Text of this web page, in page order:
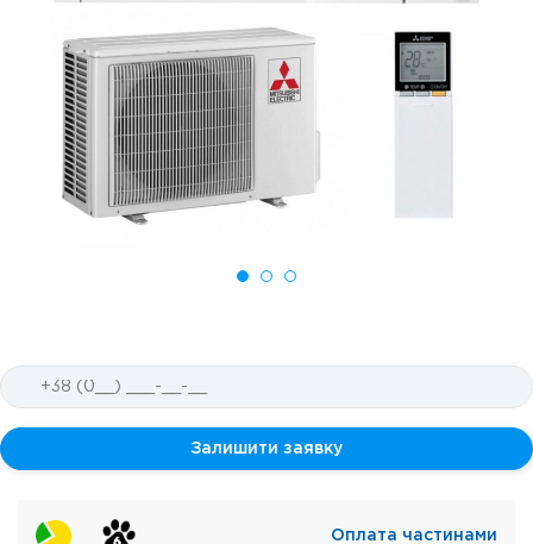
Залишити заявку
Оплата частинами